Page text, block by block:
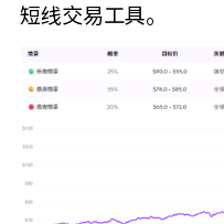
短线交易工具。